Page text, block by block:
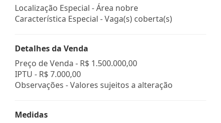
Localização Especial - Área nobre
Característica Especial - Vaga(s) coberta(s)
Detalhes da Venda
Preço de Venda - R$ 1.500.000,00
IPTU - R$ 7.000,00
Observações - Valores sujeitos a alteração
Medidas